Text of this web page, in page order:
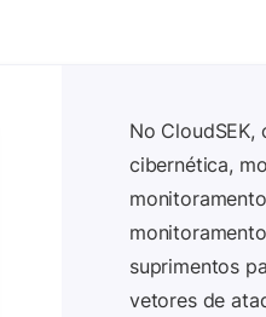
No
cibernética,
suprimentos
vetores de